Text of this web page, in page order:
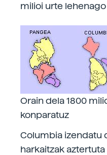
milioi urte
Orain dela 1800
konparatuz
Columbia izendatu
harkaitzak